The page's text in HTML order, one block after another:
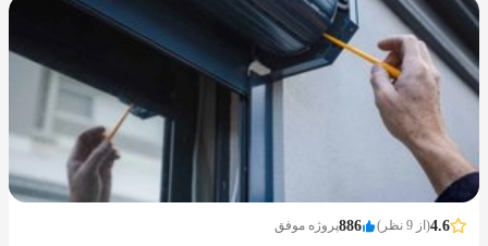
4.6(از 9 نظر) 886پروژه موفق